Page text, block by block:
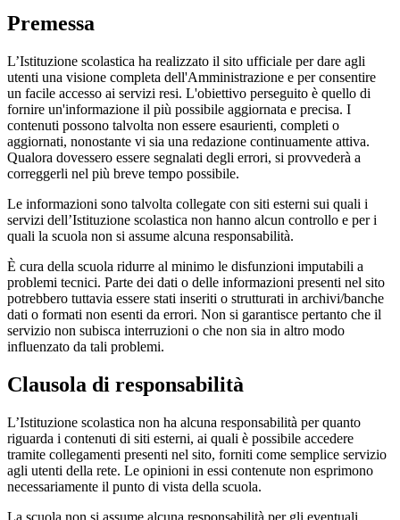
Premessa
L’Istituzione scolastica ha realizzato il sito ufficiale per dare agli
utenti una visione completa dell'Amministrazione e per consentire
un facile accesso ai servizi resi. L'obiettivo perseguito è quello di
fornire un'informazione il più possibile aggiornata e precisa. I
contenuti possono talvolta non essere esaurienti, completi o
aggiornati, nonostante vi sia una redazione continuamente attiva.
Qualora dovessero essere segnalati degli errori, si provvederà a
correggerli nel più breve tempo possibile.
Le informazioni sono talvolta collegate con siti esterni sui quali i
servizi dell’Istituzione scolastica non hanno alcun controllo e per i
quali la scuola non si assume alcuna responsabilità.
È cura della scuola ridurre al minimo le disfunzioni imputabili a
problemi tecnici. Parte dei dati o delle informazioni presenti nel sito
potrebbero tuttavia essere stati inseriti o strutturati in archivi/banche
dati o formati non esenti da errori. Non si garantisce pertanto che il
servizio non subisca interruzioni o che non sia in altro modo
influenzato da tali problemi.
Clausola di responsabilità
L’Istituzione scolastica non ha alcuna responsabilità per quanto
riguarda i contenuti di siti esterni, ai quali è possibile accedere
tramite collegamenti presenti nel sito, forniti come semplice servizio
agli utenti della rete. Le opinioni in essi contenute non esprimono
necessariamente il punto di vista della scuola.
La scuola non si assume alcuna responsabilità per gli eventuali